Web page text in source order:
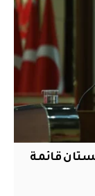
قائمة